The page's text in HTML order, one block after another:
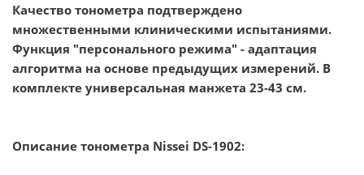
Качество тонометра подтверждено
множественными клиническими испытаниями.
Функция "персонального режима" - адаптация
алгоритма на основе предыдущих измерений. В
комплекте универсальная манжета 23-43 см.
Описание тонометра Nissei DS-1902: